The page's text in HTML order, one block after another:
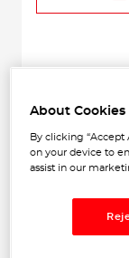
About Cookies
By clicking “Accept
on your device to
assist in our